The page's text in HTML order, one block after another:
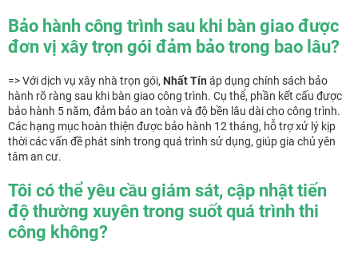
Bảo hành công trình sau khi bàn giao được
đơn vị xây trọn gói đảm bảo trong bao lâu?
=> Với dịch vụ xây nhà trọn gói, Nhất Tín áp dụng chính sách bảo
hành rõ ràng sau khi bàn giao công trình. Cụ thể, phần kết cấu được
bảo hành 5 năm, đảm bảo an toàn và độ bền lâu dài cho công trình.
Các hạng mục hoàn thiện được bảo hành 12 tháng, hỗ trợ xử lý kịp
thời các vấn đề phát sinh trong quá trình sử dụng, giúp gia chủ yên
tâm an cư.
Tôi có thể yêu cầu giám sát, cập nhật tiến
độ thường xuyên trong suốt quá trình thi
công không?